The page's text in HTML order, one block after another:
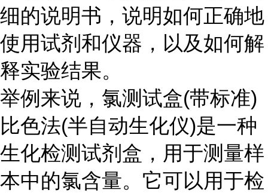
细的说明书，说明如何正确地
使用试剂和仪器，以及如何解
释实验结果。
举例来说，氯测试盒(带标准)
比色法(半自动生化仪)是一种
生化检测试剂盒，用于测量样
本中的氯含量。它可以用于检